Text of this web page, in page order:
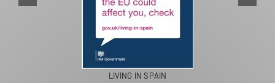
PASEOS EN CAMELLO